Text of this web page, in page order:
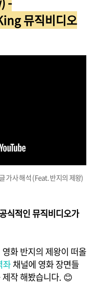
뮤직비디오
가사 해석 (Feat. 반지의 제왕)
공식적인 뮤직비디오가
화 반지의 제왕이 떠올
좌채널에 영화 장면들
작 해봤습니다. 😊